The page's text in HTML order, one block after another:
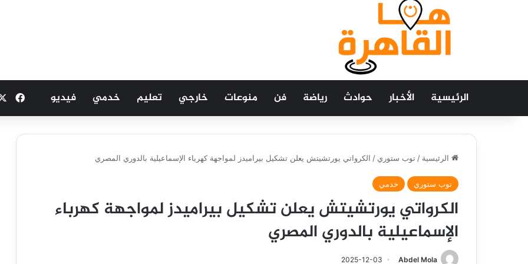
الرئيسية الأخبار حوادث رياضة فن منوعات خارجي تعليم خدمي فيديو
الرئيسية / توب ستوري / الكرواتي يورتشيتش يعلن تشكيل بيراميدز لمواجهة كهرباء الإسماعيلية بالدوري المصري
توب ستوري خدمي
الكرواتي يورتشيتش يعلن تشكيل بيراميدز لمواجهة كهرباء
الإسماعيلية بالدوري المصري
Abdel Mola
2025-12-03